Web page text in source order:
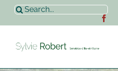
Passer
contenu
Rechercher: